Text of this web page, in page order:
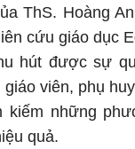
ThS. Hoàng
cứu giáo dục
hút được sự
viên, phụ
kiếm những
quả.